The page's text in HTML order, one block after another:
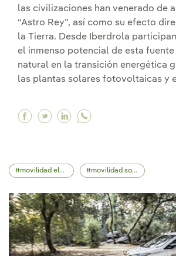
las civilizaciones han venerado de
“Astro Rey”, así como su efecto
la Tierra. Desde Iberdrola
el inmenso potencial de esta fuente
natural en la transición energética
las plantas solares fotovoltaicas y
Facebook Celebramos el
Twitter Celebramos el
Linkedin
movilidad eléctrica movilidad sostenible